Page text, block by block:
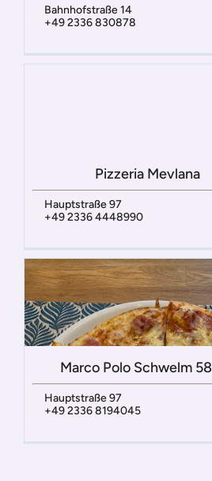
Bahnhofstraße 14
+49 2336 830878
Pizzeria Mevlana
Hauptstraße 97
+49 2336 4448990
Marco Polo Schwelm
Hauptstraße 97
+49 2336 8194045